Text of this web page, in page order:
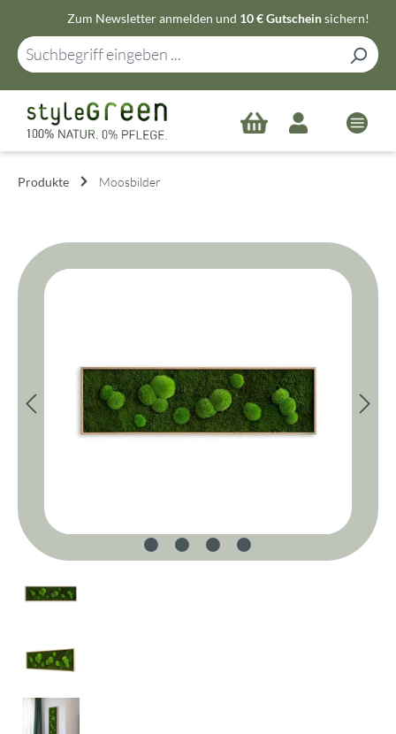
Zum Hauptinhalt springen
Zum Newsletter anmelden und 10 € Gutscheinsichern!
Produkte Moosbilder
Bildergalerie überspringen